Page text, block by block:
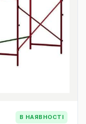
В НАЯВНОСТІ